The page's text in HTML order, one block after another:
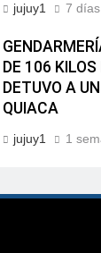
jujuy1 7
DE 106
DETUVO A
QUIACA
jujuy1 1